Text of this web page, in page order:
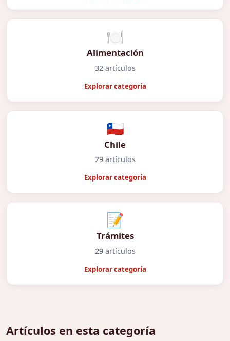
🍽️
Alimentación
32 artículos
Explorar categoría
🇨🇱
Chile
29 artículos
Explorar categoría
📝
Trámites
29 artículos
Explorar categoría
Artículos en esta categoría